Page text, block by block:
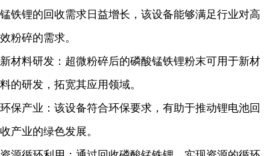
锰铁锂的回收需求日益增长，该设备能够满足行业对高
效粉碎的需求。
新材料研发：超微粉碎后的磷酸锰铁锂粉末可用于新材
料的研发，拓宽其应用领域。
环保产业：该设备符合环保要求，有助于推动锂电池回
收产业的绿色发展。